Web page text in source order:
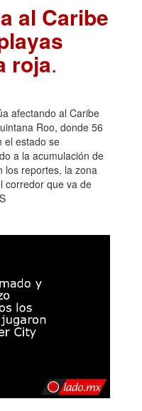
al Caribe
roja.
afectando al Caribe
Roo, donde 56
el estado se
a la acumulación de
los reportes, la zona
corredor que va de